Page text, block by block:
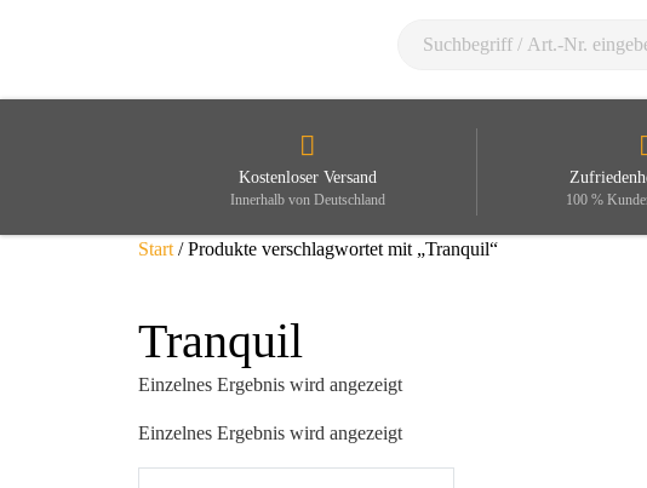
Kostenloser Versand
Innerhalb von Deutschland 100 %
Start / Produkte verschlagwortet mit „Tranquil“
Tranquil
Einzelnes Ergebnis wird angezeigt
Einzelnes Ergebnis wird angezeigt